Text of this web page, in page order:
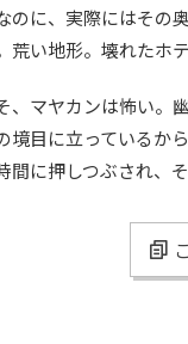
のに、実際にはその
荒い地形。壊れたホ
、マヤカンは怖い。
境目に立っているか
間に押しつぶされ、